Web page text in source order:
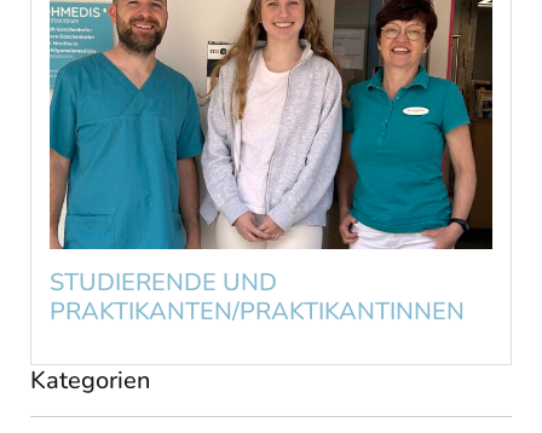
STUDIERENDE UND
PRAKTIKANTEN/PRAKTIKANTINNEN
Kategorien